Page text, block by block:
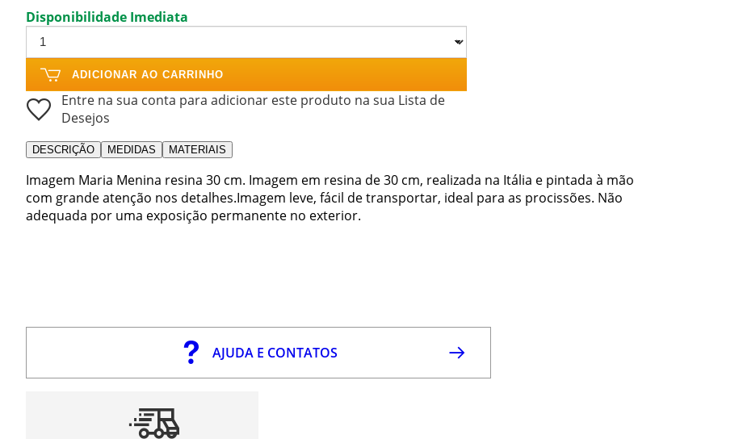
Disponibilidade Imediata
ADICIONAR AO CARRINHO
Entre na sua conta para adicionar este produto na sua Lista de
Desejos
DESCRIÇÃO MEDIDAS MATERIAIS
Imagem Maria Menina resina 30 cm. Imagem em resina de 30 cm, realizada na Itália e pintada à mão
com grande atenção nos detalhes.Imagem leve, fácil de transportar, ideal para as procissões. Não
adequada por uma exposição permanente no exterior.
AJUDA E CONTATOS